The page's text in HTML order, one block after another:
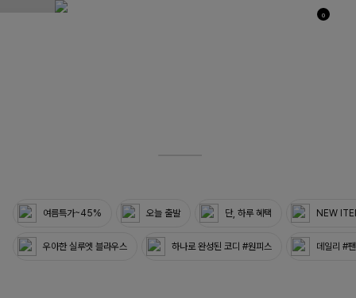
0
여름특가~45% 오늘 출발 단, 하루 혜택 NEW
우아한 실루엣 블라우스 하나로 완성된 코디 #원피스 데일리 #